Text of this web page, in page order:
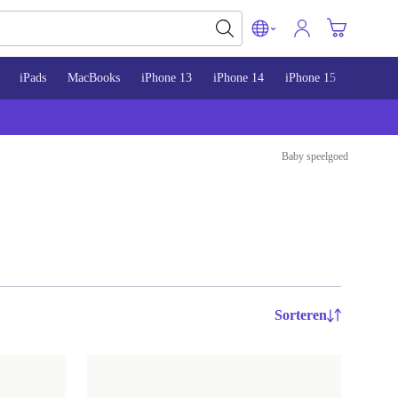
iPads MacBooks iPhone 13 iPhone 14 iPhone 15
Baby speelgoed
Sorteren